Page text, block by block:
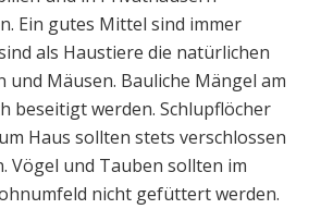
Ein gutes Mittel sind immer
als Haustiere die natürlichen
und Mäusen. Bauliche Mängel am
beseitigt werden. Schlupflöcher
Haus sollten stets verschlossen
Vögel und Tauben sollten im
nicht gefüttert werden.